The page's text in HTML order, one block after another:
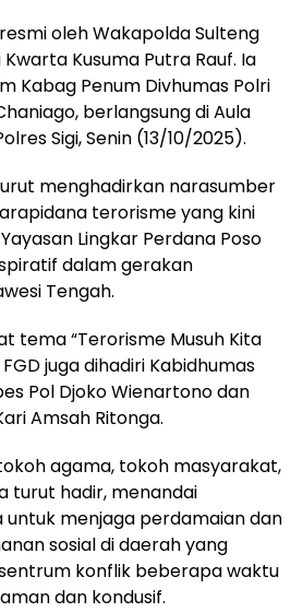
oleh Wakapolda Sulteng
Kwarta Kusuma Putra Rauf. Ia
Kabag Penum Divhumas Polri
berlangsung di Aula
Sigi, Senin (13/10/2025).
menghadirkan narasumber
terorisme yang kini
Lingkar Perdana Poso
dalam gerakan
Tengah.
tema “Terorisme Musuh Kita
juga dihadiri Kabidhumas
Pol Djoko Wienartono dan
Amsah Ritonga.
agama, tokoh masyarakat,
turut hadir, menandai
menjaga perdamaian dan
sosial di daerah yang
konflik beberapa waktu
dan kondusif.